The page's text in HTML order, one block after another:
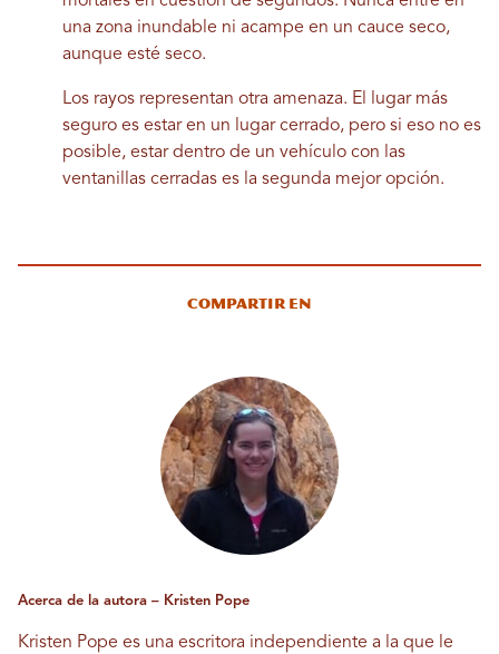
una zona inundable ni acampe en un cauce seco,
aunque esté seco.
Los rayos representan otra amenaza. El lugar más
seguro es estar en un lugar cerrado, pero si eso no es
posible, estar dentro de un vehículo con las
ventanillas cerradas es la segunda mejor opción.
Compartir en
Acerca de la autora – Kristen Pope
Kristen Pope es una escritora independiente a la que le